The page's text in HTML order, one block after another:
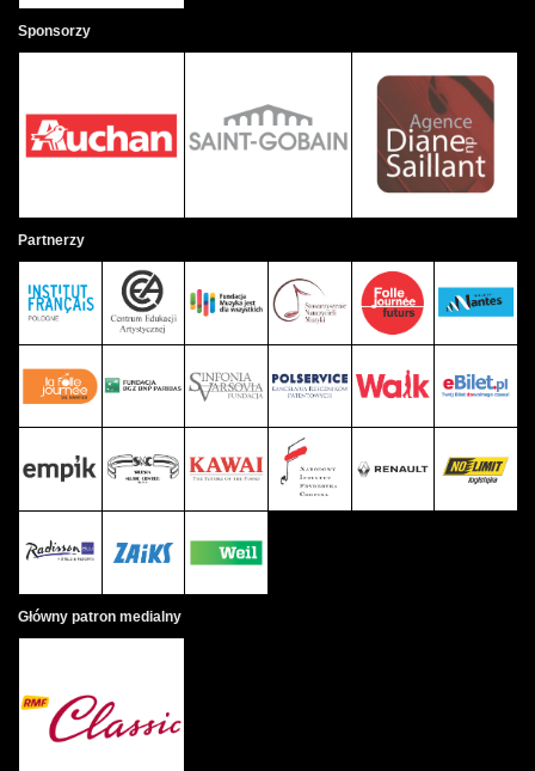
Sponsorzy
Partnerzy
Główny patron medialny